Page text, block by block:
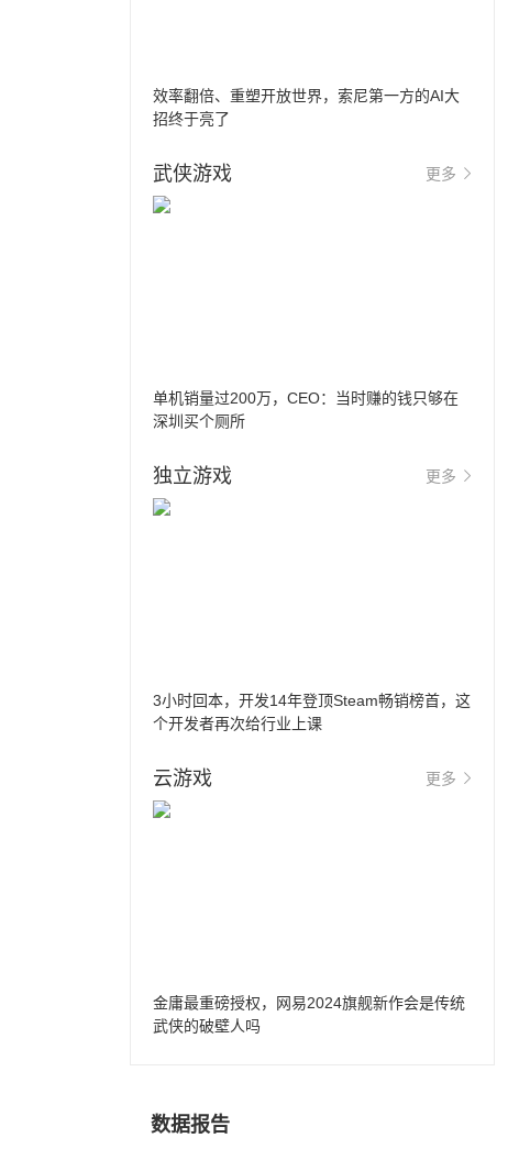
效率翻倍、重塑开放世界，索尼第一方的AI大
招终于亮了
武侠游戏 更多
单机销量过200万，CEO：当时赚的钱只够在
深圳买个厕所
独立游戏 更多
3小时回本，开发14年登顶Steam畅销榜首，这
个开发者再次给行业上课
云游戏 更多
金庸最重磅授权，网易2024旗舰新作会是传统
武侠的破壁人吗
数据报告